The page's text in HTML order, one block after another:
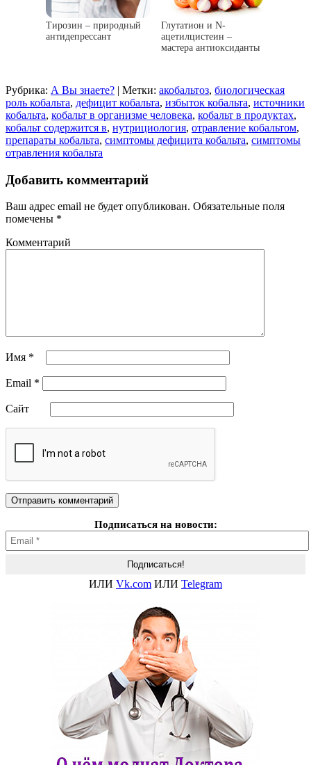
Тирозин – природный
антидепрессант
Глутатион и N-
ацетилцистеин –
мастера антиоксиданты
Рубрика: А Вы знаете? | Метки: акобальтоз, биологическая
роль кобальта, дефицит кобальта, избыток кобальта, источники
кобальта, кобальт в организме человека, кобальт в продуктах,
кобальт содержится в, нутрициология, отравление кобальтом,
препараты кобальта, симптомы дефицита кобальта, симптомы
отравления кобальта
Добавить комментарий
Ваш адрес email не будет опубликован. Обязательные поля
помечены *
Комментарий
Имя *
Email *
Сайт
Подписаться на новости:
ИЛИ Vk.com ИЛИ Telegram